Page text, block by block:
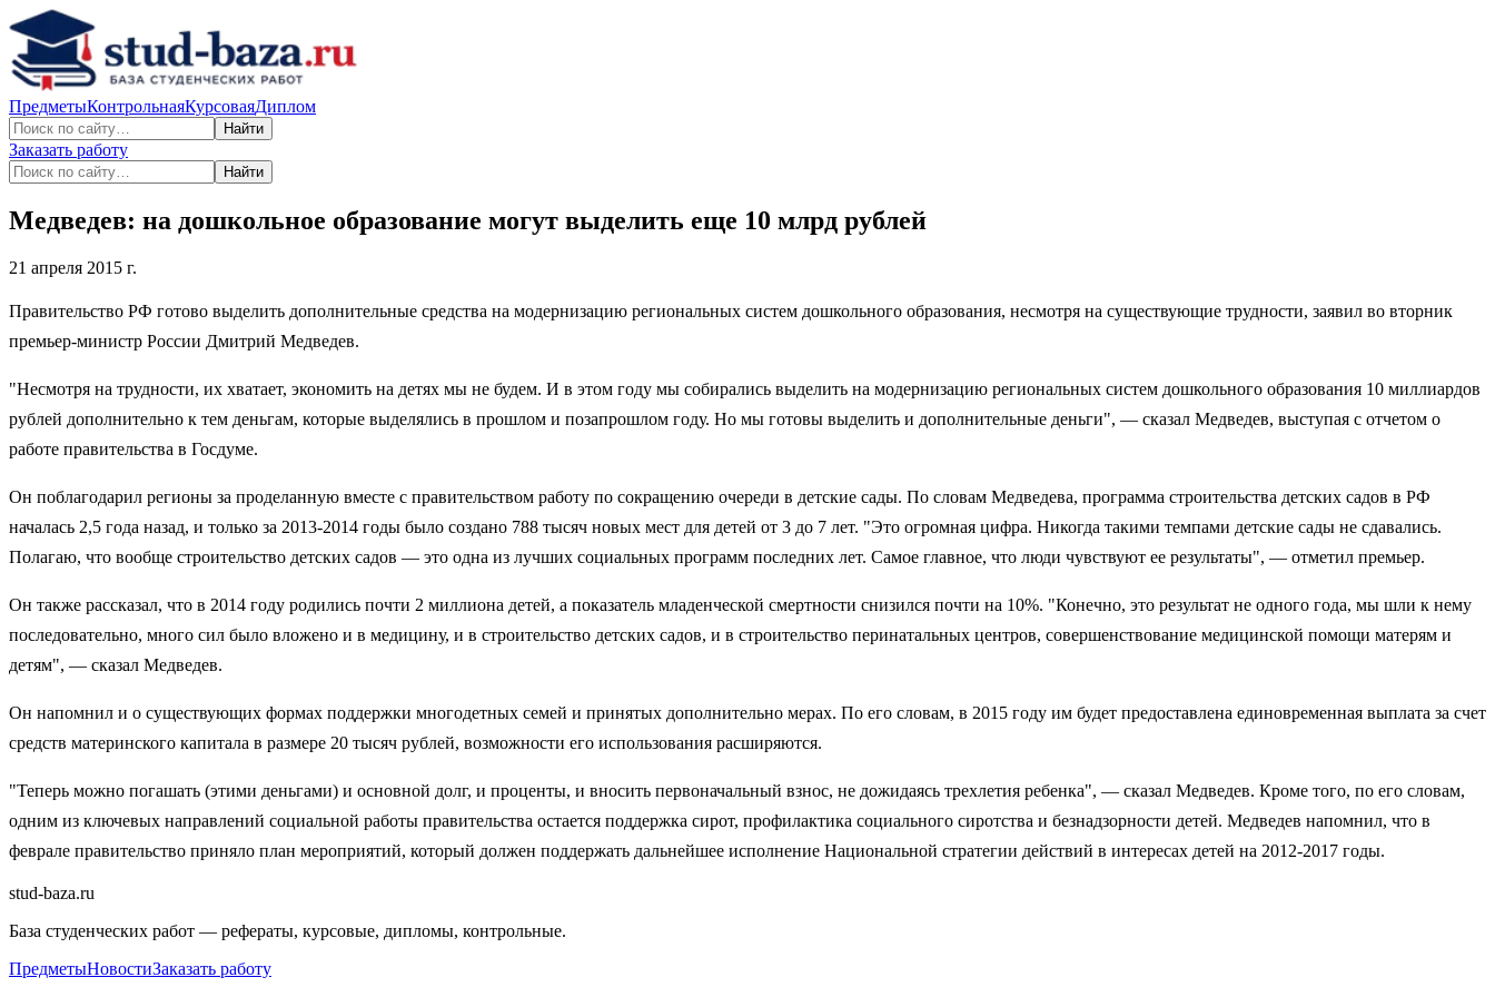
ПредметыКонтрольнаяКурсоваяДиплом
Найти
Заказать работу
Найти
Медведев: на дошкольное образование могут выделить еще 10 млрд рублей
21 апреля 2015 г.
Правительство РФ готово выделить дополнительные средства на модернизацию региональных систем дошкольного образования, несмотря на существующие трудности, заявил во вторник
премьер-министр России Дмитрий Медведев.
"Несмотря на трудности, их хватает, экономить на детях мы не будем. И в этом году мы собирались выделить на модернизацию региональных систем дошкольного образования 10 миллиардов
рублей дополнительно к тем деньгам, которые выделялись в прошлом и позапрошлом году. Но мы готовы выделить и дополнительные деньги", — сказал Медведев, выступая с отчетом о
работе правительства в Госдуме.
Он поблагодарил регионы за проделанную вместе с правительством работу по сокращению очереди в детские сады. По словам Медведева, программа строительства детских садов в РФ
началась 2,5 года назад, и только за 2013-2014 годы было создано 788 тысяч новых мест для детей от 3 до 7 лет. "Это огромная цифра. Никогда такими темпами детские сады не сдавались.
Полагаю, что вообще строительство детских садов — это одна из лучших социальных программ последних лет. Самое главное, что люди чувствуют ее результаты", — отметил премьер.
Он также рассказал, что в 2014 году родились почти 2 миллиона детей, а показатель младенческой смертности снизился почти на 10%. "Конечно, это результат не одного года, мы шли к нему
последовательно, много сил было вложено и в медицину, и в строительство детских садов, и в строительство перинатальных центров, совершенствование медицинской помощи матерям и
детям", — сказал Медведев.
Он напомнил и о существующих формах поддержки многодетных семей и принятых дополнительно мерах. По его словам, в 2015 году им будет предоставлена единовременная выплата за счет
средств материнского капитала в размере 20 тысяч рублей, возможности его использования расширяются.
"Теперь можно погашать (этими деньгами) и основной долг, и проценты, и вносить первоначальный взнос, не дожидаясь трехлетия ребенка", — сказал Медведев. Кроме того, по его словам,
одним из ключевых направлений социальной работы правительства остается поддержка сирот, профилактика социального сиротства и безнадзорности детей. Медведев напомнил, что в
феврале правительство приняло план мероприятий, который должен поддержать дальнейшее исполнение Национальной стратегии действий в интересах детей на 2012-2017 годы.
stud-baza.ru
База студенческих работ — рефераты, курсовые, дипломы, контрольные.
ПредметыНовостиЗаказать работу